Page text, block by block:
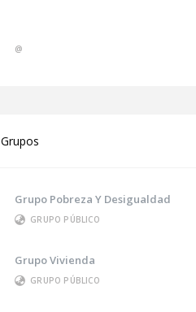
@
Grupos
Grupo Pobreza Y Desigualdad
GRUPO PÚBLICO
Grupo Vivienda
GRUPO PÚBLICO